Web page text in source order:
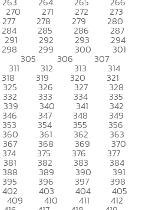
270 271 272 273
277 278 279 280
284 285 286 287
291 292 293 294
298 299 300 301
305 306 307
311 312 313 314
318 319 320 321
325 326 327 328
332 333 334 335
339 340 341 342
346 347 348 349
353 354 355 356
360 361 362 363
367 368 369 370
374 375 376 377
381 382 383 384
388 389 390 391
395 396 397 398
402 403 404 405
409 410 411 412